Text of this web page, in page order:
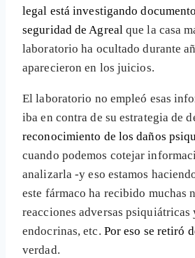
legal está investigando
seguridad de Agrealque la casa
laboratorio ha ocultado durante
aparecieron en los juicios.
El laboratorio no empleó esas
iba en contra de su estrategia de
reconocimiento de los daños
cuando podemos cotejar
analizarla -y eso estamos
este fármaco ha recibido muchas
reacciones adversas
endocrinas, etc. Por eso se retiró
verdad.